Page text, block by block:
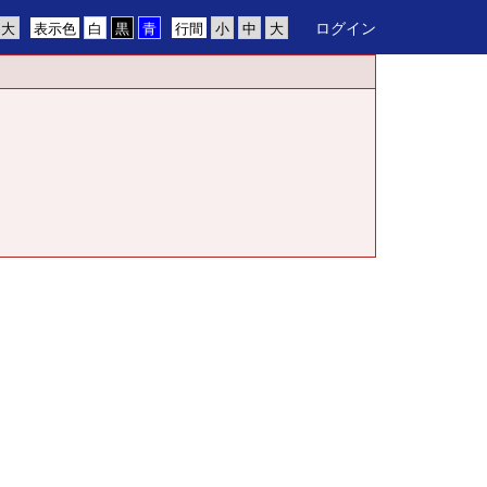
行間
表示色 ログイン